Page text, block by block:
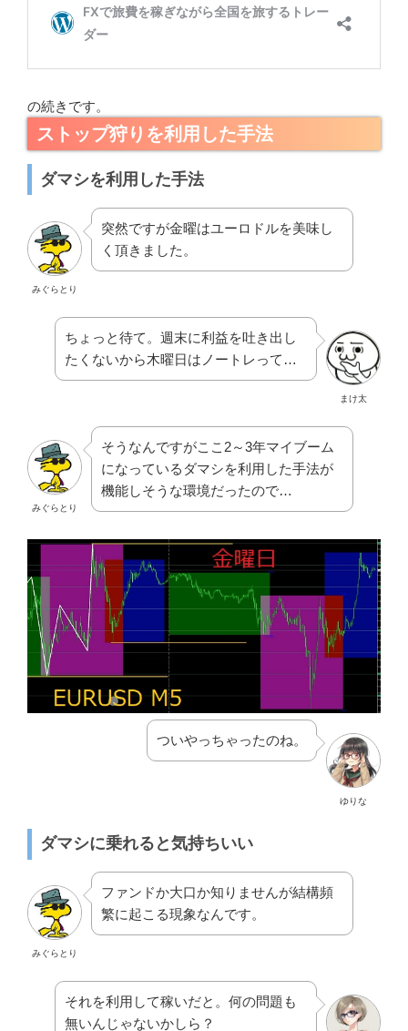
の続きです。
ストップ狩りを利用した手法
ダマシを利用した手法
みぐらとり
突然ですが金曜はユーロドルを美味し
く頂きました。
まけ太
ちょっと待て。週末に利益を吐き出し
たくないから木曜日はノートレって…
みぐらとり
そうなんですがここ2～3年マイブーム
になっているダマシを利用した手法が
機能しそうな環境だったので…
ゆりな
ついやっちゃったのね。
ダマシに乗れると気持ちいい
みぐらとり
ファンドか大口か知りませんが結構頻
繁に起こる現象なんです。
それを利用して稼いだと。何の問題も
無いんじゃないかしら？